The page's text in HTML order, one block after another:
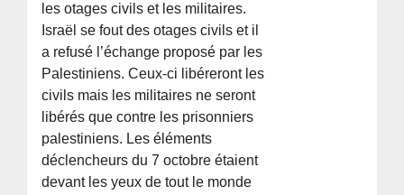
les otages civils et les militaires.
Israël se fout des otages civils et il
a refusé l’échange proposé par les
Palestiniens. Ceux-ci libéreront les
civils mais les militaires ne seront
libérés que contre les prisonniers
palestiniens. Les éléments
déclencheurs du 7 octobre étaient
devant les yeux de tout le monde